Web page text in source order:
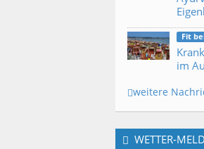
Fit
im
weitere
WETTER-